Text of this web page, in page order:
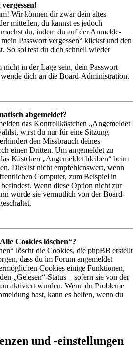
Wir können dir zwar dein altes
mitteilen, du kannst es jedoch
du, indem du auf der Anmelde-
Passwort vergessen“ klickst und den
So solltest du dich schnell wieder
nicht in der Lage sein, dein Passwort
dich an die Board-Administration.
abgemeldet?
das Kontrollkästchen „Angemeldet
wirst du nur für eine Sitzung
den Missbrauch deines
einen Dritten. Um angemeldet zu
Kästchen „Angemeldet bleiben“ beim
Dies ist nicht empfehlenswert, wenn
Computer, zum Beispiel in
Wenn diese Option nicht zur
wurde sie vermutlich von der Board-
Cookies löschen“?
löscht die Cookies, die phpBB erstellt
dass du im Forum angemeldet
Cookies einige Funktionen,
„Gelesen“-Status – sofern sie von der
aktiviert wurden. Wenn du Probleme
hast, kann es helfen, wenn du
und -einstellungen